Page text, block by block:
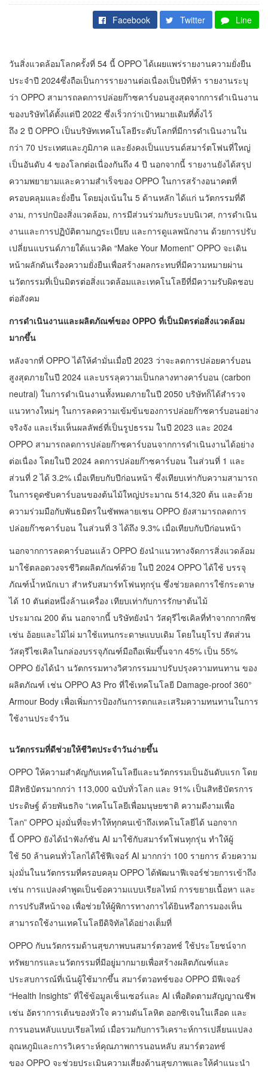
Facebook Twitter Line
วันสิ่งแวดล้อมโลกครั้งที่ 54 นี้ OPPO ได้เผยแพร่รายงานความยั่งยืน
ประจำปี 2024ซึ่งถือเป็นการรายงานต่อเนื่องเป็นปีที่ห้า รายงานระบุ
ว่า OPPO สามารถลดการปล่อยก๊าซคาร์บอนสูงสุดจากการดำเนินงาน
ของบริษัทได้ตั้งแต่ปี 2022 ซึ่งเร็วกว่าเป้าหมายเดิมที่ตั้งไว้
ถึง 2 ปี OPPO เป็นบริษัทเทคโนโลยีระดับโลกที่มีการดำเนินงานใน
กว่า 70 ประเทศและภูมิภาค และยังคงเป็นแบรนด์สมาร์ตโฟนที่ใหญ่
เป็นอันดับ 4 ของโลกต่อเนื่องกันถึง 4 ปี นอกจากนี้ รายงานยังได้สรุป
ความพยายามและความสำเร็จของ OPPO ในการสร้างอนาคตที่
ครอบคลุมและยั่งยืน โดยมุ่งเน้นใน 5 ด้านหลัก ได้แก่ นวัตกรรมที่ดี
งาม, การปกป้องสิ่งแวดล้อม, การมีส่วนร่วมกับระบบนิเวศ, การดำเนิน
งานและการปฏิบัติตามกฎระเบียบ และการดูแลพนักงาน ด้วยการปรับ
เปลี่ยนแบรนด์ภายใต้แนวคิด “Make Your Moment” OPPO จะเดิน
หน้าผลักดันเรื่องความยั่งยืนเพื่อสร้างผลกระทบที่มีความหมายผ่าน
นวัตกรรมที่เป็นมิตรต่อสิ่งแวดล้อมและเทคโนโลยีที่มีความรับผิดชอบ
ต่อสังคม
การดำเนินงานและผลิตภัณฑ์ของ OPPO ที่เป็นมิตรต่อสิ่งแวดล้อม
มากขึ้น
หลังจากที่ OPPO ได้ให้คำมั่นเมื่อปี 2023 ว่าจะลดการปล่อยคาร์บอน
สูงสุดภายในปี 2024 และบรรลุความเป็นกลางทางคาร์บอน (carbon
neutral) ในการดำเนินงานทั้งหมดภายในปี 2050 บริษัทก็ได้สำรวจ
แนวทางใหม่ๆ ในการลดความเข้มข้นของการปล่อยก๊าซคาร์บอนอย่าง
จริงจัง และเริ่มเห็นผลลัพธ์ที่เป็นรูปธรรม ในปี 2023 และ 2024
OPPO สามารถลดการปล่อยก๊าซคาร์บอนจากการดำเนินงานได้อย่าง
ต่อเนื่อง โดยในปี 2024 ลดการปล่อยก๊าซคาร์บอน ในส่วนที่ 1 และ
ส่วนที่ 2 ได้ 3.2% เมื่อเทียบกับปีก่อนหน้า ซึ่งเทียบเท่ากับความสามารถ
ในการดูดซับคาร์บอนของต้นไม้ใหญ่ประมาณ 514,320 ต้น และด้วย
ความร่วมมือกับพันธมิตรในซัพพลายเชน OPPO ยังสามารถลดการ
ปล่อยก๊าซคาร์บอน ในส่วนที่ 3 ได้ถึง 9.3% เมื่อเทียบกับปีก่อนหน้า
นอกจากการลดคาร์บอนแล้ว OPPO ยังนำแนวทางจัดการสิ่งแวดล้อม
มาใช้ตลอดวงจรชีวิตผลิตภัณฑ์ด้วย ในปี 2024 OPPO ได้ใช้ บรรจุ
ภัณฑ์น้ำหนักเบา สำหรับสมาร์ทโฟนทุกรุ่น ซึ่งช่วยลดการใช้กระดาษ
ได้ 10 ตันต่อหนึ่งล้านเครื่อง เทียบเท่ากับการรักษาต้นไม้
ประมาณ 200 ต้น นอกจากนี้ บริษัทยังนำ วัสดุรีไซเคิลที่ทำจากกากพืช
เช่น อ้อยและไม้ไผ่ มาใช้แทนกระดาษแบบเดิม โดยในยุโรป สัดส่วน
วัสดุรีไซเคิลในกล่องบรรจุภัณฑ์มือถือเพิ่มขึ้นจาก 45% เป็น 55%
OPPO ยังได้นำ นวัตกรรมทางวิศวกรรมมาปรับปรุงความทนทาน ของ
ผลิตภัณฑ์ เช่น OPPO A3 Pro ที่ใช้เทคโนโลยี Damage-proof 360°
Armour Body เพื่อเพิ่มการป้องกันการตกและเสริมความทนทานในการ
ใช้งานประจำวัน
นวัตกรรมที่ดีช่วยให้ชีวิตประจำวันง่ายขึ้น
OPPO ให้ความสำคัญกับเทคโนโลยีและนวัตกรรมเป็นอันดับแรก โดย
มีสิทธิบัตรมากกว่า 113,000 ฉบับทั่วโลก และ 91% เป็นสิทธิบัตรการ
ประดิษฐ์ ด้วยพันธกิจ “เทคโนโลยีเพื่อมนุษยชาติ ความดีงามเพื่อ
โลก” OPPO มุ่งมั่นที่จะทำให้ทุกคนเข้าถึงเทคโนโลยีได้ นอกจาก
นี้ OPPO ยังได้นำฟังก์ชัน AI มาใช้กับสมาร์ทโฟนทุกรุ่น ทำให้ผู้
ใช้ 50 ล้านคนทั่วโลกได้ใช้ฟีเจอร์ AI มากกว่า 100 รายการ ด้วยความ
มุ่งมั่นในนวัตกรรมที่ครอบคลุม OPPO ได้พัฒนาฟีเจอร์ช่วยการเข้าถึง
เช่น การแปลงคำพูดเป็นข้อความแบบเรียลไทม์ การขยายเนื้อหา และ
การปรับสีหน้าจอ เพื่อช่วยให้ผู้พิการทางการได้ยินหรือการมองเห็น
สามารถใช้งานเทคโนโลยีดิจิทัลได้อย่างเต็มที่
OPPO กับนวัตกรรมด้านสุขภาพบนสมาร์ตวอทช์ ใช้ประโยชน์จาก
ทรัพยากรและนวัตกรรมที่มีอยู่มากมายเพื่อสร้างผลิตภัณฑ์และ
ประสบการณ์ที่เน้นผู้ใช้มากขึ้น สมาร์ตวอทช์ของ OPPO มีฟีเจอร์
“Health Insights” ที่ใช้ข้อมูลเซ็นเซอร์และ AI เพื่อติดตามสัญญาณชีพ
เช่น อัตราการเต้นของหัวใจ ความดันโลหิต ออกซิเจนในเลือด และ
การนอนหลับแบบเรียลไทม์ เมื่อรวมกับการวิเคราะห์การเปลี่ยนแปลง
อุณหภูมิและการวิเคราะห์คุณภาพการนอนหลับ สมาร์ตวอทช์
ของ OPPO จะช่วยประเมินความเสี่ยงด้านสุขภาพและให้คำแนะนำ